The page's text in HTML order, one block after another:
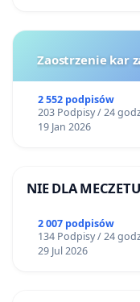
Zaostrzenie kar
2 552 podpisów
203 Podpisy / 24
19 Jan 2026
NIE DLA
2 007 podpisów
134 Podpisy / 24
29 Jul 2026